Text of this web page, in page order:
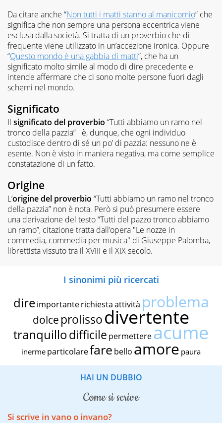
Da citare anche “Non tutti i matti stanno al manicomio” che
significa che non sempre una persona eccentrica viene
esclusa dalla società. Si tratta di un proverbio che di
frequente viene utilizzato in un’accezione ironica. Oppure
“Questo mondo è una gabbia di matti”, che ha un
significato molto simile al modo di dire precedente e
intende affermare che ci sono molte persone fuori dagli
schemi nel mondo.
Significato
Il significato del proverbio “Tutti abbiamo un ramo nel
tronco della pazzia” è, dunque, che ogni individuo
custodisce dentro di sé un po’ di pazzia: nessuno ne è
esente. Non è visto in maniera negativa, ma come semplice
constatazione di un fatto.
Origine
L’origine del proverbio “Tutti abbiamo un ramo nel tronco
della pazzia” non è nota. Però si può presumere essere
una derivazione del testo “Tutti del pazzo tronco abbiamo
un ramo”, citazione tratta dall’opera "Le nozze in
commedia, commedia per musica" di Giuseppe Palomba,
librettista vissuto tra il XVIII e il XIX secolo.
I sinonimi più ricercati
dire importante richiestaattività problema
dolce prolissodivertente
tranquillodifficile permettereacume
inerme particolarefare bello amore paura
HAI UN DUBBIO
come si scrive
Si scrive in vano o invano?